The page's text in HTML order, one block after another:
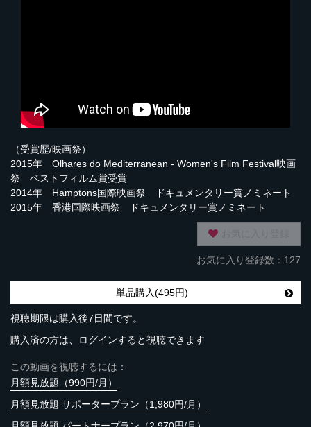
（受賞歴/映画祭）
2015年 Olhares do Mediterranean - Women's Film Festival映画
祭 ベストフィルム賞受賞
2014年 Hamptons国際映画祭 ドキュメンタリー賞ノミネート
2015年 香港国際映画祭 ドキュメンタリー賞ノミネート
お気に入り登録数：127
単品購入(495円)
視聴期限は購入後7日間です。
購入済の方は、ログインすると視聴できます
この動画を視聴するには：
月額見放題（990円/月）
月額見放題 サポータープラン（1,980円/月）